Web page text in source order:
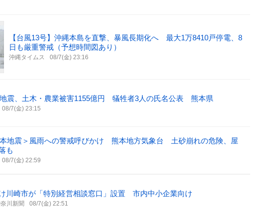
【台風13号】沖縄本島を直撃、暴風長期化へ 最大1万8410戸停電、8
日も厳重警戒（予想時間図あり）
沖縄タイムス 08/7(金) 23:16
震、土木・農業被害1155億円 犠牲者3人の氏名公表 熊本県
08/7(金) 23:15
本地震＞風雨への警戒呼びかけ 熊本地方気象台 土砂崩れの危険、屋
も
08/7(金) 22:59
川崎市が「特別経営相談窓口」設置 市内中小企業向け
川新聞 08/7(金) 22:51